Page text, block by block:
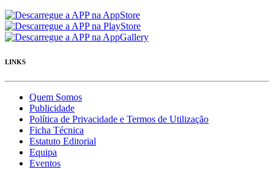
LINKS
Quem Somos
Publicidade
Política de Privacidade e Termos de Utilização
Ficha Técnica
Estatuto Editorial
Equipa
Eventos